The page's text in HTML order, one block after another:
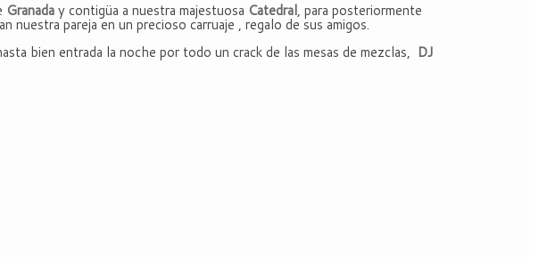
Granaday contigüa a nuestra majestuosa Catedral, para posteriormente
nuestra pareja en un precioso carruaje , regalo de sus amigos.
bien entrada la noche por todo un crack de las mesas de mezclas, DJ